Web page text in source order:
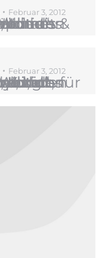
Februar 3, 2012
Februar 3, 2012